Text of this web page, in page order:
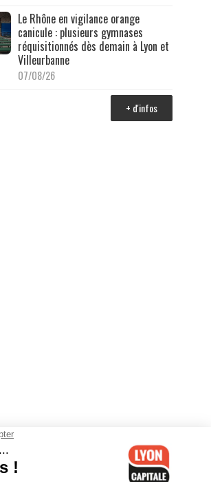
Le Rhône en vigilance orange
canicule : plusieurs gymnases
réquisitionnés dès demain à Lyon et
Villeurbanne
07/08/26
+ d'infos